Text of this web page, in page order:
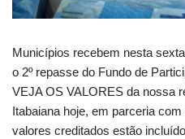
Municípios recebem nesta
o 2º repasse do Fundo de
VEJA OS VALORES da nossa
Itabaiana hoje, em parceria
valores creditados estão